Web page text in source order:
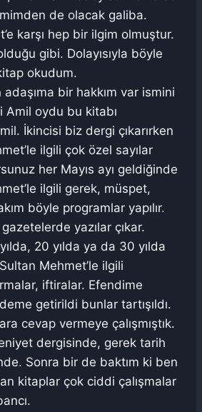
de olacak galiba.
karşı hep bir ilgim olmuştur.
gibi. Dolayısıyla böyle
okudum.
bir hakkım var ismini
Amil oydu bu kitabı
İkincisi biz dergi çıkarırken
ilgili çok özel sayılar
her Mayıs ayı geldiğinde
ilgili gerek, müspet,
böyle programlar yapılır.
yazılar çıkar.
20 yılda ya da 30 yılda
Mehmet’le ilgili
iftiralar. Efendime
getirildi bunlar tartışıldı.
cevap vermeye çalışmıştık.
dergisinde, gerek tarih
Sonra bir de baktım ki ben
kitaplar çok ciddi çalışmalar